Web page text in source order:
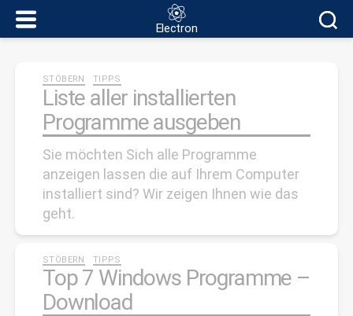
Electron
Electron
STÖBERN TIPPS
Liste aller installierten
Programme ausgeben
Sie möchten Sich alle Programme
anzeigen lassen die auf Ihrem Computer
installiert sind? Wir zeigen Ihnen wie das
geht.
STÖBERN TIPPS
Top 7 Windows Programme –
Download